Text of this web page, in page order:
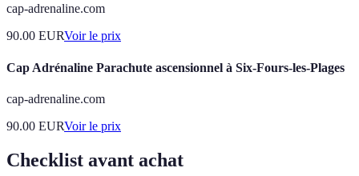
cap-adrenaline.com
90.00 EURVoir le prix
Cap Adrénaline Parachute ascensionnel à Six-Fours-les-Plages
cap-adrenaline.com
90.00 EURVoir le prix
Checklist avant achat